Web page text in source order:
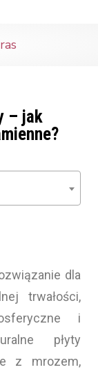
– jak
dla
trwałości,
i
płyty
z mrozem,